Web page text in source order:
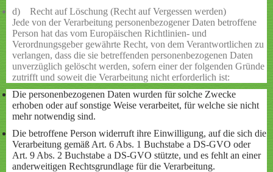
d) Recht auf Löschung (Recht auf Vergessen werden)
Jede von der Verarbeitung personenbezogener Daten betroffene
Person hat das vom Europäischen Richtlinien- und
Verordnungsgeber gewährte Recht, von dem Verantwortlichen zu
verlangen, dass die sie betreffenden personenbezogenen Daten
unverzüglich gelöscht werden, sofern einer der folgenden Gründe
zutrifft und soweit die Verarbeitung nicht erforderlich ist:
Die personenbezogenen Daten wurden für solche Zwecke
erhoben oder auf sonstige Weise verarbeitet, für welche sie nicht
mehr notwendig sind.
Die betroffene Person widerruft ihre Einwilligung, auf die sich die
Verarbeitung gemäß Art. 6 Abs. 1 Buchstabe a DS-GVO oder
Art. 9 Abs. 2 Buchstabe a DS-GVO stützte, und es fehlt an einer
anderweitigen Rechtsgrundlage für die Verarbeitung.